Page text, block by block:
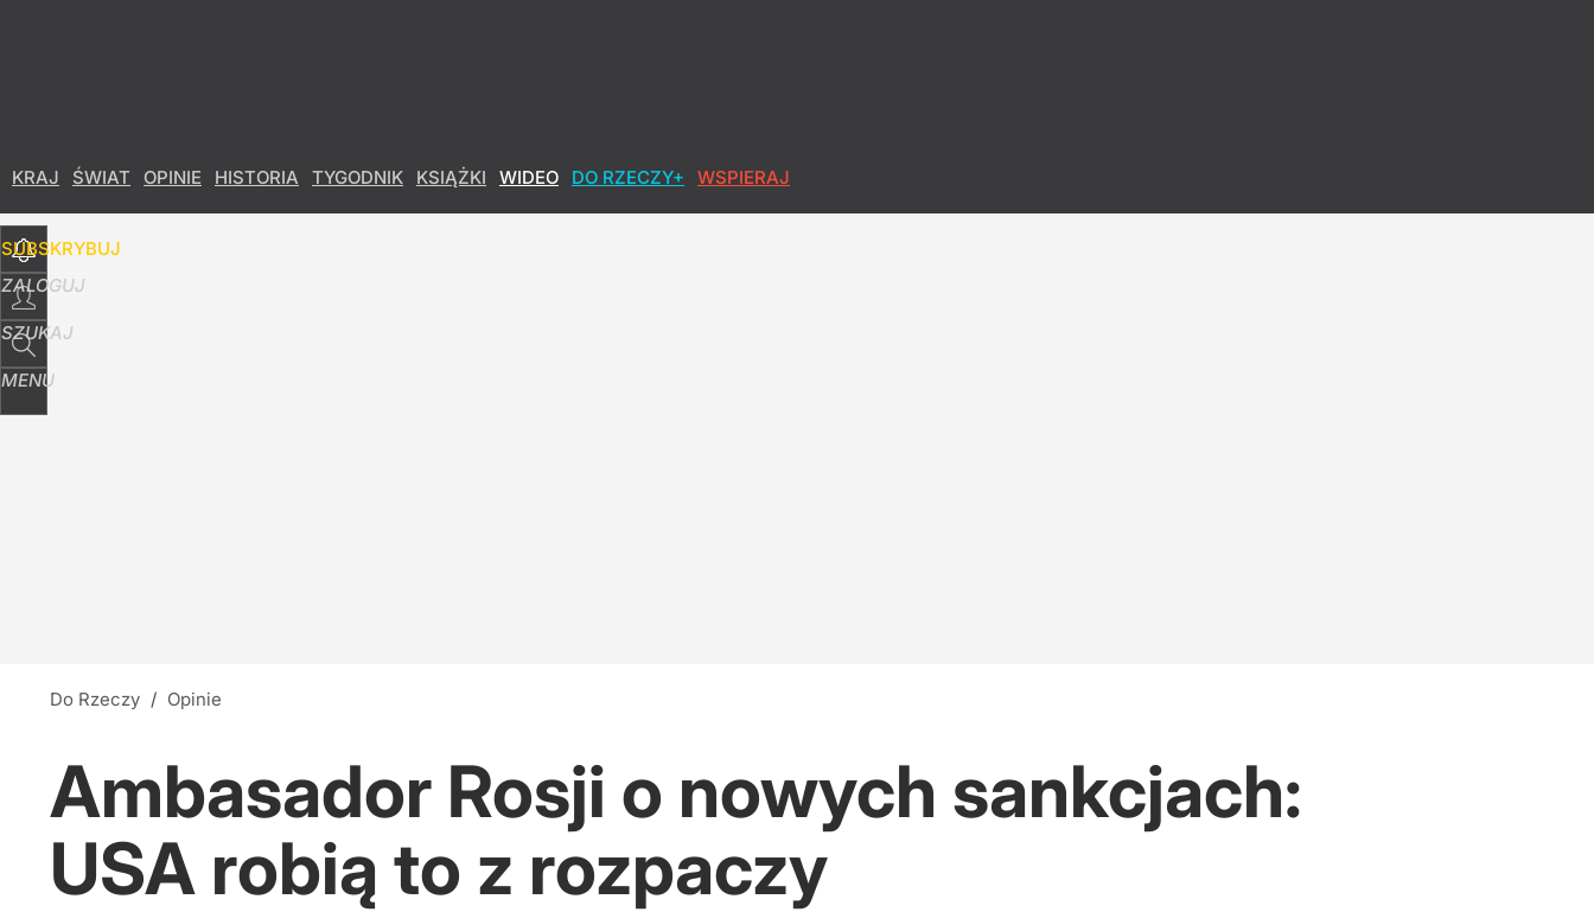
KRAJ ŚWIAT OPINIE HISTORIA TYGODNIK KSIĄŻKI WIDEO DO RZECZY+ WSPIERAJ
SUBSKRYBUJ
ZALOGUJ
SZUKAJ
MENU
Do Rzeczy / Opinie
Ambasador Rosji o nowych sankcjach:
USA robią to z rozpaczy